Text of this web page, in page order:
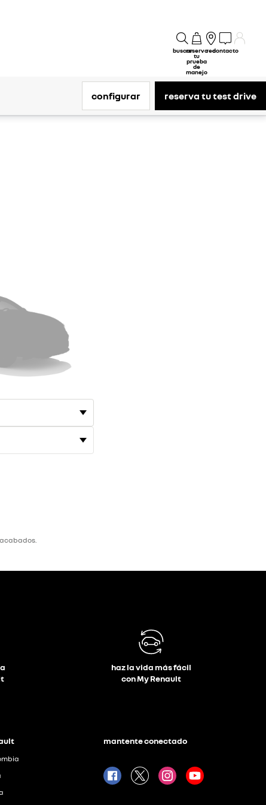
buscarreserva
tu
prueba
de
manejo
redcontacto
configurar reserva tu test drive
haz la vida más fácil
con My Renault
mantente conectado